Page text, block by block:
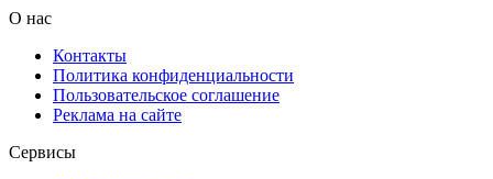
О нас
Контакты
Политика конфиденциальности
Пользовательское соглашение
Реклама на сайте
Сервисы